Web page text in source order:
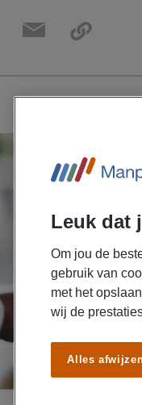
Leuk dat
Om jou de
gebruik van
met het
wij de
Alles